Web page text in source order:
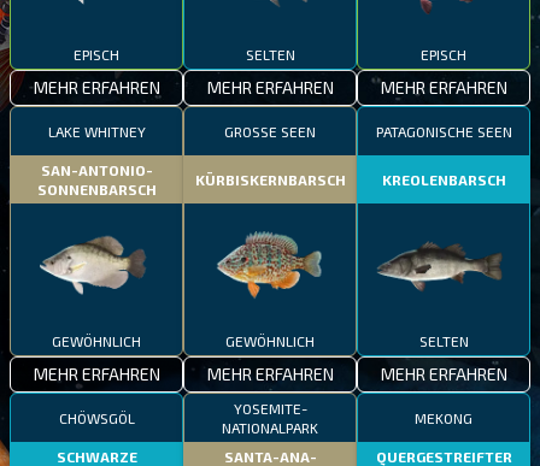
EPISCH
MEHR ERFAHREN
SELTEN
MEHR ERFAHREN
EPISCH
MEHR ERFAHREN
LAKE WHITNEY
SAN-ANTONIO-
SONNENBARSCH
GEWÖHNLICH
MEHR ERFAHREN
GROSSE SEEN
KÜRBISKERNBARSCH
GEWÖHNLICH
MEHR ERFAHREN
PATAGONISCHE SEEN
KREOLENBARSCH
SELTEN
MEHR ERFAHREN
CHÖWSGÖL
SCHWARZE
YOSEMITE-
NATIONALPARK
SANTA-ANA-
MEKONG
QUERGESTREIFTER